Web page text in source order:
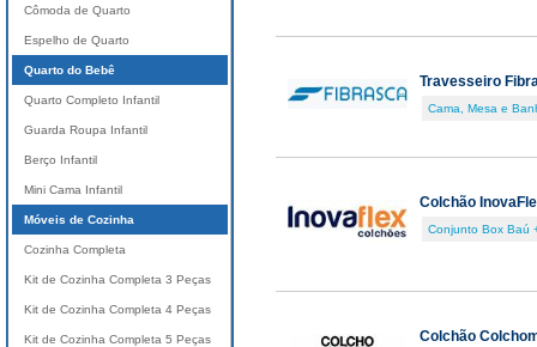
Travesseiro
Cama, Mesa e
Colchão
Conjunto Box Baú
Colchão
Cômoda de Quarto
Espelho de Quarto
Quarto do Bebê
Quarto Completo Infantil
Guarda Roupa Infantil
Berço Infantil
Mini Cama Infantil
Móveis de Cozinha
Cozinha Completa
Kit de Cozinha Completa 3 Peças
Kit de Cozinha Completa 4 Peças
Kit de Cozinha Completa 5 Peças